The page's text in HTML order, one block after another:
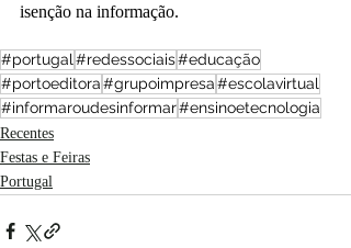
isenção na informação.
#portugal #redessociais#educação
#portoeditora#grupoimpresa#escolavirtual
#informaroudesinformar#ensinoetecnologia
Recentes
Festas e Feiras
Portugal